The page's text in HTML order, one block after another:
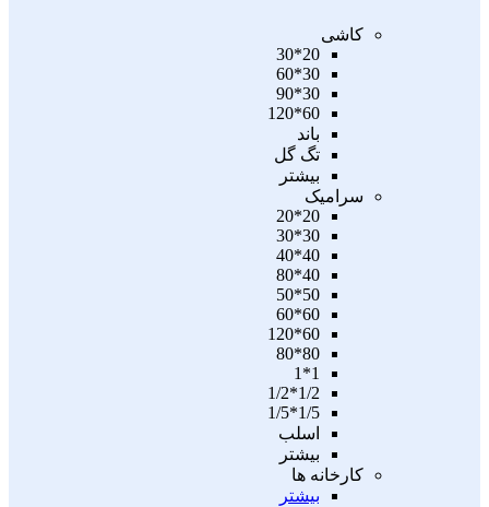
کاشی
20*30
30*60
30*90
60*120
باند
تگ گل
بیشتر
سرامیک
20*20
30*30
40*40
40*80
50*50
60*60
60*120
80*80
1*1
1/2*1/2
1/5*1/5
اسلب
بیشتر
کارخانه ها
بیشتر